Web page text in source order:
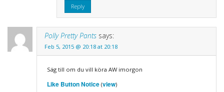
Reply
Polly Pretty Pants says:
Feb 5, 2015 @ 20:18 at 20:18
Säg till om du vill köra AW imorgon
Like Button Notice(view)